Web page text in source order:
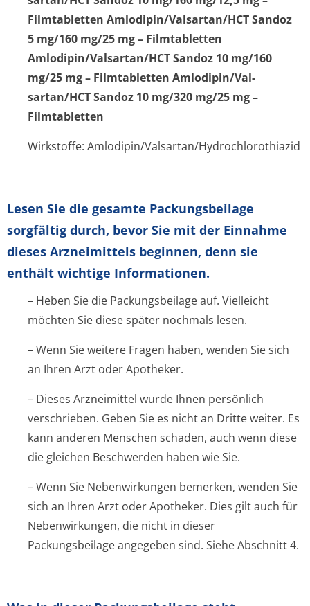
Filmtabletten Amlodipin/Val­sartan/HCT Sandoz
5 mg/160 mg/25 mg – Filmtabletten
Amlodipin/Val­sartan/HCT Sandoz 10 mg/160
mg/25 mg – Filmtabletten Amlodipin/Val­
sartan/HCT Sandoz 10 mg/320 mg/25 mg –
Filmtabletten
Wirkstoffe: Amlodipin/Val­sartan/Hydrochlo­rothiazid
Lesen Sie die gesamte Packungsbeilage
sorgfältig durch, bevor Sie mit der Einnahme
dieses Arzneimittels beginnen, denn sie
enthält wichtige Informationen.
– Heben Sie die Packungsbeilage auf. Vielleicht
möchten Sie diese später nochmals lesen.
– Wenn Sie weitere Fragen haben, wenden Sie sich
an Ihren Arzt oder Apotheker.
– Dieses Arzneimittel wurde Ihnen persönlich
verschrieben. Geben Sie es nicht an Dritte weiter. Es
kann anderen Menschen schaden, auch wenn diese
die gleichen Beschwerden haben wie Sie.
– Wenn Sie Nebenwirkungen bemerken, wenden Sie
sich an Ihren Arzt oder Apotheker. Dies gilt auch für
Nebenwirkungen, die nicht in dieser
Packungsbeilage angegeben sind. Siehe Abschnitt 4.